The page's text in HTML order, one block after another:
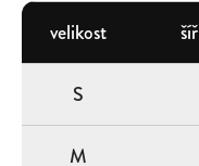
velikost
S
M